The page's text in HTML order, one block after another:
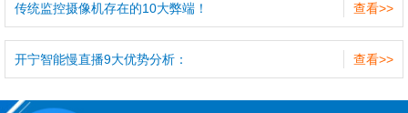
查看>>
传统监控摄像机存在的10大弊端！
查看>>
开宁智能慢直播9大优势分析：